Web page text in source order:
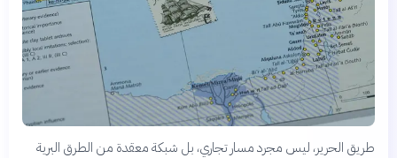
طريق الحرير، ليس مجرد مسار تجاري، بل شبكة معقدة من الطرق البرية